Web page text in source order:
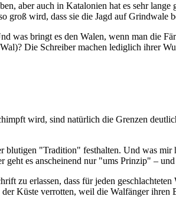
aber auch in Katalonien hat es sehr
groß wird, dass sie die Jagd auf Grindwale
was bringt es den Walen, wenn man die
Die Schreiber machen lediglich ihrer
wird, sind natürlich die Grenzen
blutigen "Tradition" festhalten. Und was
es anscheinend nur "ums Prinzip" –
zu erlassen, dass für jeden
Küste verrotten, weil die Walfänger